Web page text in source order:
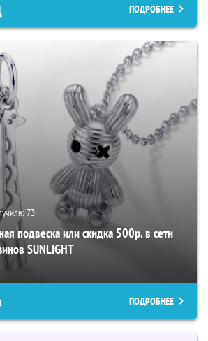
ПОДРОБНЕЕ
73
подвеска или скидка 500р. в сети
SUNLIGHT
ПОДРОБНЕЕ